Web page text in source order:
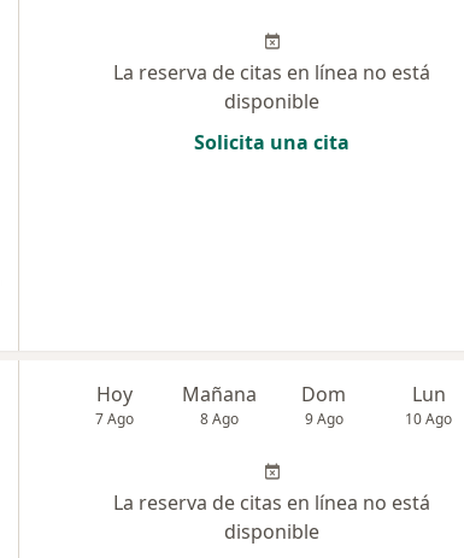
La reserva de citas en línea no está
disponible
Solicita una cita
Hoy
7 Ago
Mañana
8 Ago
Dom
9 Ago
Lun
10 Ago
La reserva de citas en línea no está
disponible